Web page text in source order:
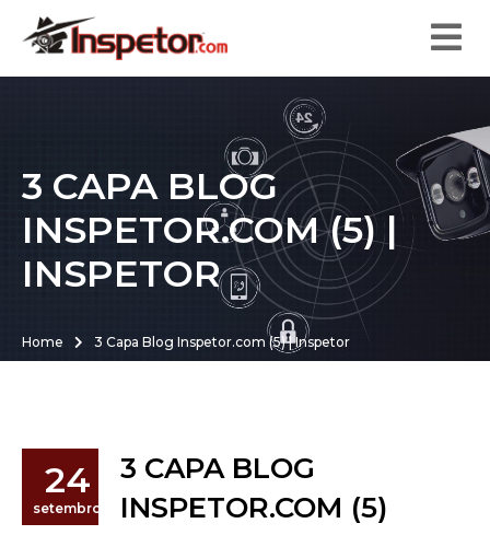
3 CAPA BLOG
INSPETOR.COM (5) |
INSPETOR
Home 3 Capa Blog Inspetor.com (5) | Inspetor
24
setembro
3 CAPA BLOG
INSPETOR.COM (5)